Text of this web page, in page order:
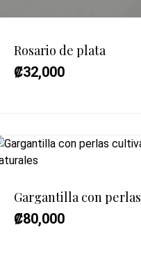
Rosario de plata
₡32,000
Gargantilla con perlas
₡80,000